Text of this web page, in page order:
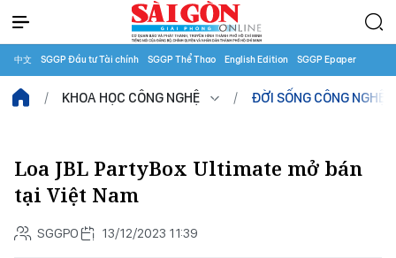
中文 SGGP Đầu tư Tài chính SGGP Thể Thao English Edition SGGP Epaper
KHOA HỌC CÔNG NGHỆ ĐỜI SỐNG CÔNG NGHỆ
Loa JBL PartyBox Ultimate mở bán
tại Việt Nam
SGGPO 13/12/2023 11:39